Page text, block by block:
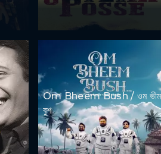
Om Bheem Bush / ওম ভীম
বুশ